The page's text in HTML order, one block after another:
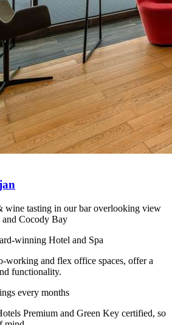
wine tasting in our bar overlooking view
Cocody Bay
winning Hotel and Spa
working and flex office spaces, offer a
functionality.
every months
Premium and Green Key certified, so